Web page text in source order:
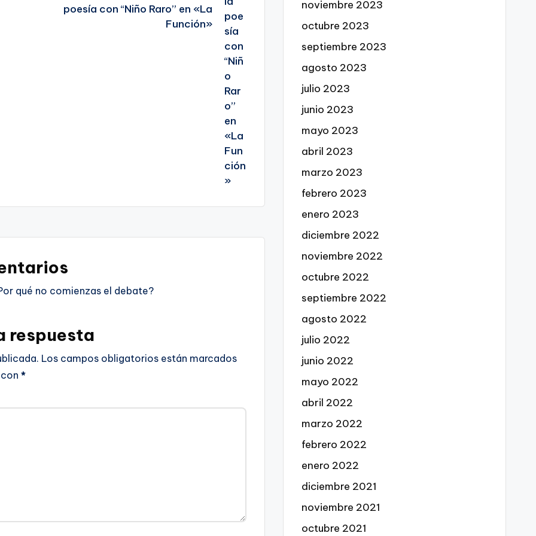
poesía con “Niño Raro” en «La
Función»
qué no comienzas el debate?
respuesta
Los campos obligatorios están marcados
con*
noviembre 2023
octubre 2023
septiembre 2023
agosto 2023
julio 2023
junio 2023
mayo 2023
abril 2023
marzo 2023
febrero 2023
enero 2023
diciembre 2022
noviembre 2022
octubre 2022
septiembre 2022
agosto 2022
julio 2022
junio 2022
mayo 2022
abril 2022
marzo 2022
febrero 2022
enero 2022
diciembre 2021
noviembre 2021
octubre 2021